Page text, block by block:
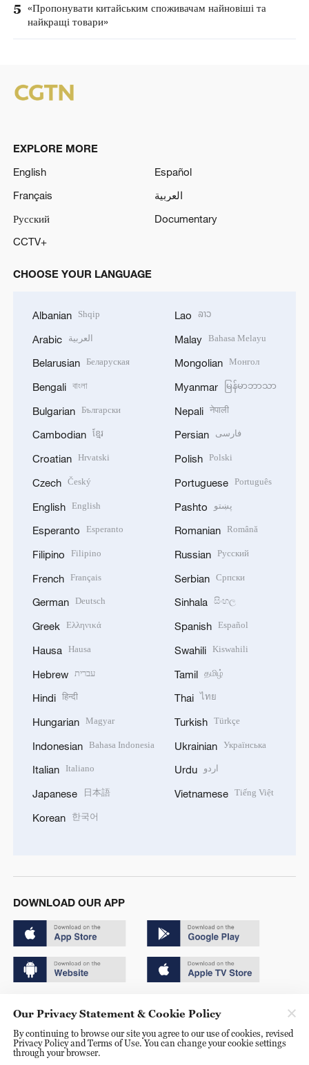
5 «Пропонувати китайським споживачам найновіші та
найкращі товари»
EXPLORE MORE
English
Español
Français
العربية
Русский
Documentary
CCTV+
CHOOSE YOUR LANGUAGE
Albanian Shqip
Arabic العربية
Belarusian Беларуская
Bengali বাংলা
Bulgarian Български
Cambodian ខ្មែរ
Croatian Hrvatski
Czech Český
English English
Esperanto Esperanto
Filipino Filipino
French Français
German Deutsch
Greek Ελληνικά
Hausa Hausa
Hebrew עברית
Hindi हिन्दी
Hungarian Magyar
Indonesian Bahasa Indonesia
Italian Italiano
Japanese 日本語
Korean 한국어
Lao ລາວ
Malay Bahasa Melayu
Mongolian Монгол
Myanmar မြန်မာဘာသာ
Nepali नेपाली
Persian فارسی
Polish Polski
Portuguese Português
Pashto پښتو
Romanian Română
Russian Русский
Serbian Српски
Sinhala සිංහල
Spanish Español
Swahili Kiswahili
Tamil தமிழ்
Thai ไทย
Turkish Türkçe
Ukrainian Українська
Urdu اردو
Vietnamese Tiếng Việt
DOWNLOAD OUR APP
京ICP备20000184号
京公网安备 11010502050052号
Our Privacy Statement & Cookie Policy
By continuing to browse our site you agree to our use of cookies, revised
Privacy Policy and Terms of Use. You can change your cookie settings
through your browser.